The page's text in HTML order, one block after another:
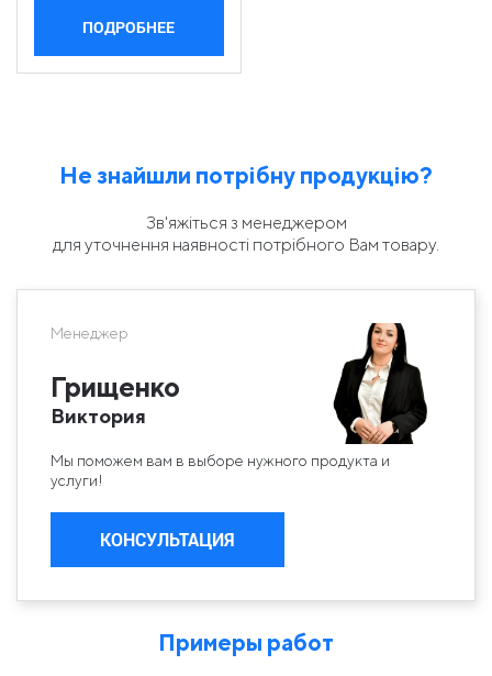
ПОДРОБНЕЕ
Не знайшли потрібну продукцію?
Зв'яжіться з менеджером
для уточнення наявності потрібного Вам товару.
Менеджер
Грищенко
Виктория
Мы поможем вам в выборе нужного продукта и
услуги!
КОНСУЛЬТАЦИЯ
Примеры работ